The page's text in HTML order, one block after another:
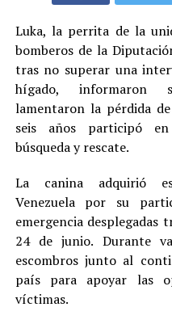
Luka, la perrita de la
bomberos de la
tras no superar una
hígado, informaron
lamentaron la pérdida
seis años participó
búsqueda y rescate.
La canina adquirió
Venezuela por su
emergencia desplegadas
24 de junio. Durante
escombros junto al
país para apoyar las
víctimas.